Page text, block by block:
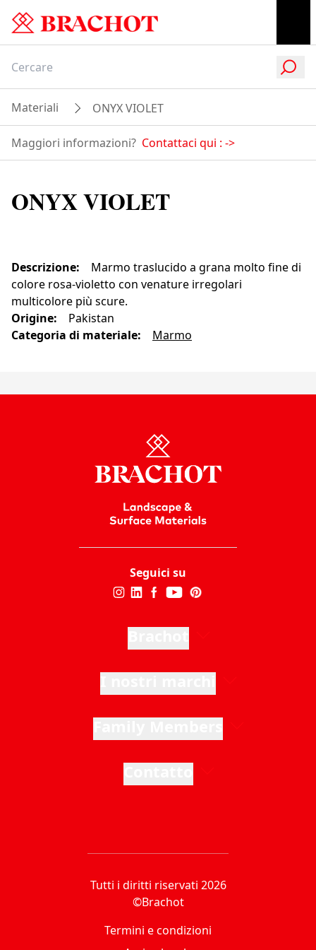
Materiali ONYX VIOLET
Maggiori informazioni? Contattaci qui : ->
ONYX VIOLET
Descrizione:
Marmo traslucido a grana molto fine di
colore rosa-violetto con venature irregolari
multicolore più scure.
Origine:
Pakistan
Categoria di materiale: Marmo
Seguici su
Tutti i diritti riservati 2026
©Brachot
Termini e condizioni